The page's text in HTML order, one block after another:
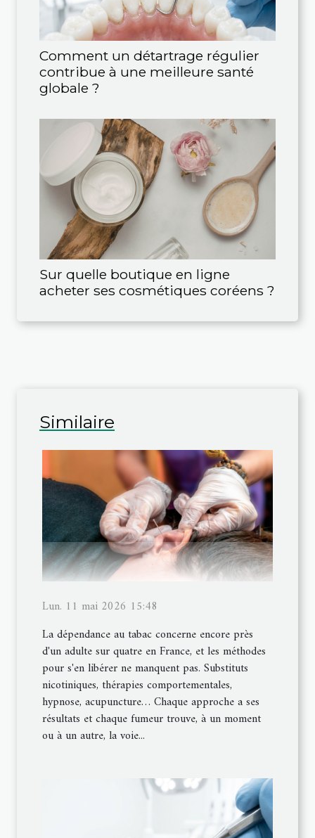
Comment un détartrage régulier
contribue à une meilleure santé
globale ?
Sur quelle boutique en ligne
acheter ses cosmétiques coréens ?
Similaire
Lun. 11 mai 2026 15:48
La dépendance au tabac concerne encore près
d'un adulte sur quatre en France, et les méthodes
pour s'en libérer ne manquent pas. Substituts
nicotiniques, thérapies comportementales,
hypnose, acupuncture… Chaque approche a ses
résultats et chaque fumeur trouve, à un moment
ou à un autre, la voie...